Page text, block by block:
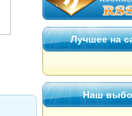
Лучшее на
Наш